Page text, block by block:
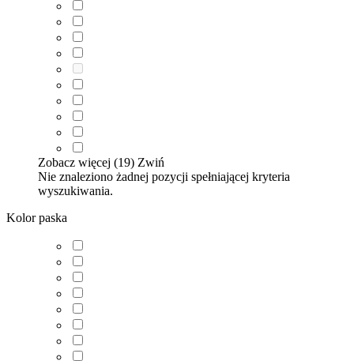
Zobacz więcej (19) Zwiń
Nie znaleziono żadnej pozycji spełniającej kryteria
wyszukiwania.
Kolor paska